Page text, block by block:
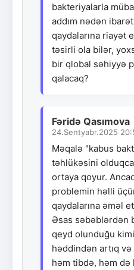
bakteriyalarla
addım nədən
qaydalarına riayət
təsirli ola bilər,
bir qlobal səhiyyə
qalacaq?
Fəridə Qasımova
24.Sentyabr.2025
Məqalə "kabus
təhlükəsini
ortaya qoyur.
problemin həlli
qaydalarına əməl
Əsas səbəblərdən
qeyd olunduğu
həddindən artıq
həm tibdə, həm də